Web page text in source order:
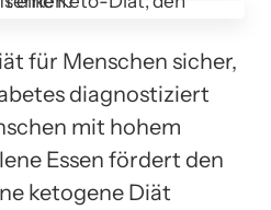
für Menschen sicher,
diagnostiziert
mit hohem
Essen fördert den
ketogene Diät